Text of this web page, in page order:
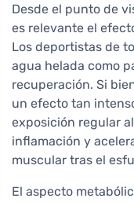
Desde el punto de
es relevante el
Los deportistas de
agua helada como
recuperación. Si
un efecto tan
exposición regular
inflamación y
muscular tras el
El aspecto